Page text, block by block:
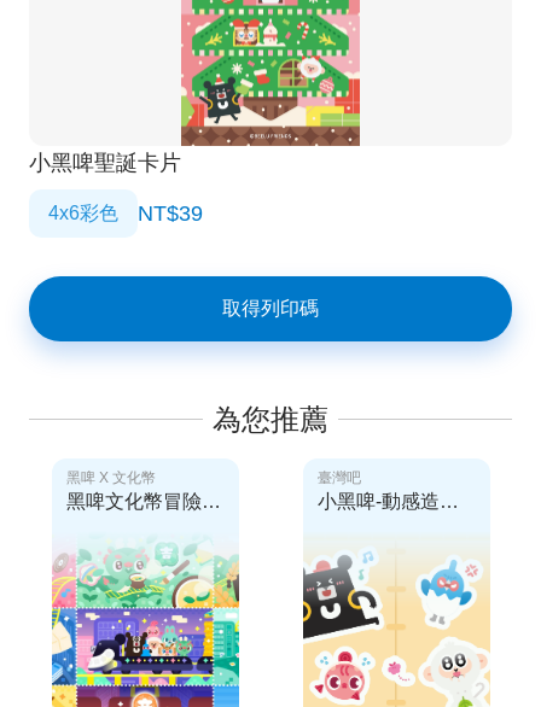
登入會員
小黑啤聖誕卡片
4x6彩色 NT$39
取得列印碼
為您推薦
黑啤 X 文化幣
黑啤文化幣冒險貼紙
臺灣吧
小黑啤-動感造型貼紙